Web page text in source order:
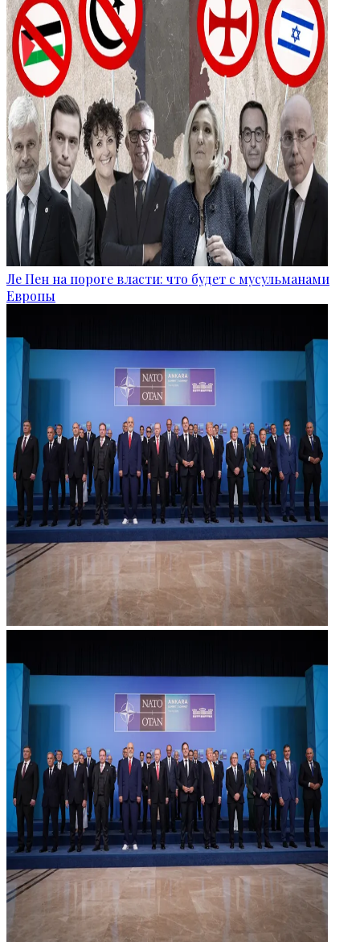
Ле Пен на пороге власти: что будет с мусульманами
Европы